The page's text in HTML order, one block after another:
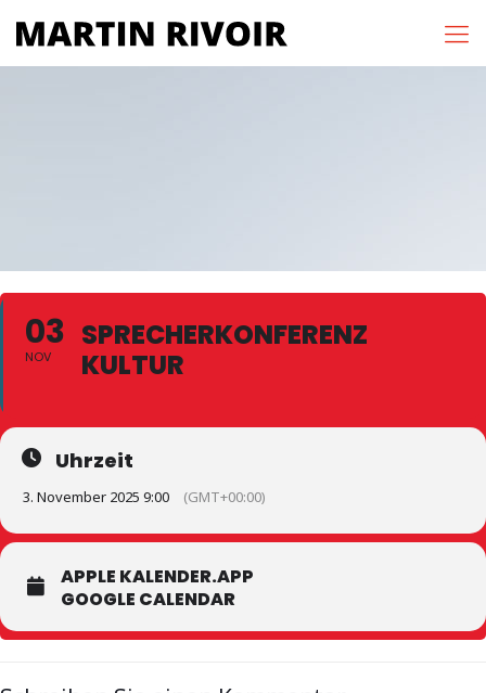
03
NOV
SPRECHERKONFERENZ
KULTUR
Uhrzeit
3. November 2025 9:00 (GMT+00:00)
APPLE KALENDER.APP
GOOGLE CALENDAR